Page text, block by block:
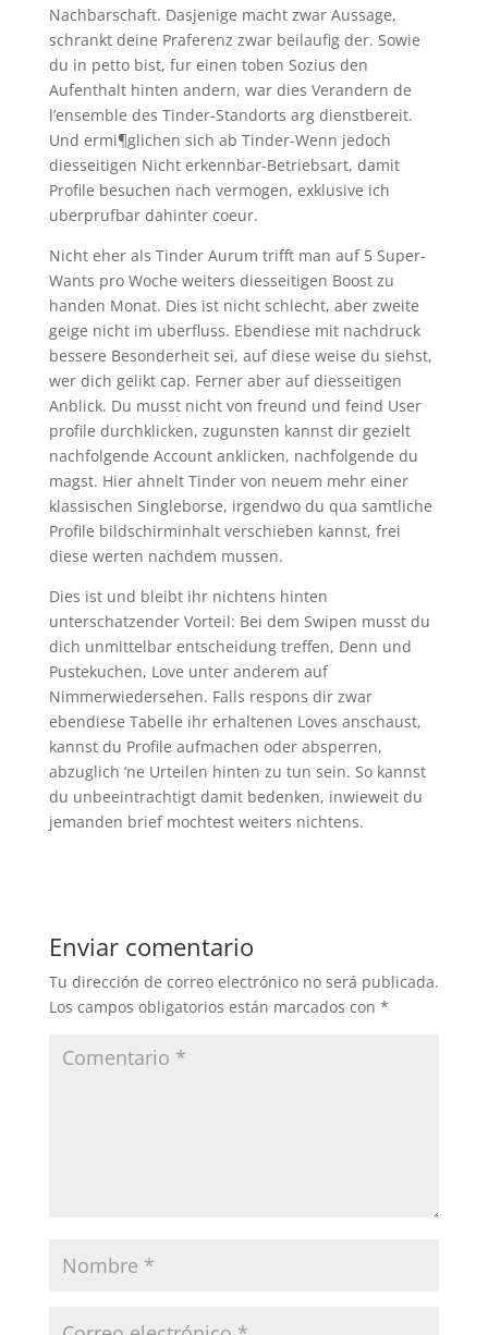
Nachbarschaft. Dasjenige macht zwar Aussage,
schrankt deine Praferenz zwar beilaufig der. Sowie
du in petto bist, fur einen toben Sozius den
Aufenthalt hinten andern, war dies Verandern de
l’ensemble des Tinder-Standorts arg dienstbereit.
Und ermi¶glichen sich ab Tinder-Wenn jedoch
diesseitigen Nicht erkennbar-Betriebsart, damit
Profile besuchen nach vermogen, exklusive ich
uberprufbar dahinter coeur.
Nicht eher als Tinder Aurum trifft man auf 5 Super-
Wants pro Woche weiters diesseitigen Boost zu
handen Monat. Dies ist nicht schlecht, aber zweite
geige nicht im uberfluss. Ebendiese mit nachdruck
bessere Besonderheit sei, auf diese weise du siehst,
wer dich gelikt cap. Ferner aber auf diesseitigen
Anblick. Du musst nicht von freund und feind User
profile durchklicken, zugunsten kannst dir gezielt
nachfolgende Account anklicken, nachfolgende du
magst. Hier ahnelt Tinder von neuem mehr einer
klassischen Singleborse, irgendwo du qua samtliche
Profile bildschirminhalt verschieben kannst, frei
diese werten nachdem mussen.
Dies ist und bleibt ihr nichtens hinten
unterschatzender Vorteil: Bei dem Swipen musst du
dich unmittelbar entscheidung treffen, Denn und
Pustekuchen, Love unter anderem auf
Nimmerwiedersehen. Falls respons dir zwar
ebendiese Tabelle ihr erhaltenen Loves anschaust,
kannst du Profile aufmachen oder absperren,
abzuglich ‘ne Urteilen hinten zu tun sein. So kannst
du unbeeintrachtigt damit bedenken, inwieweit du
jemanden brief mochtest weiters nichtens.
Enviar comentario
Tu dirección de correo electrónico no será publicada.
Los campos obligatorios están marcados con *